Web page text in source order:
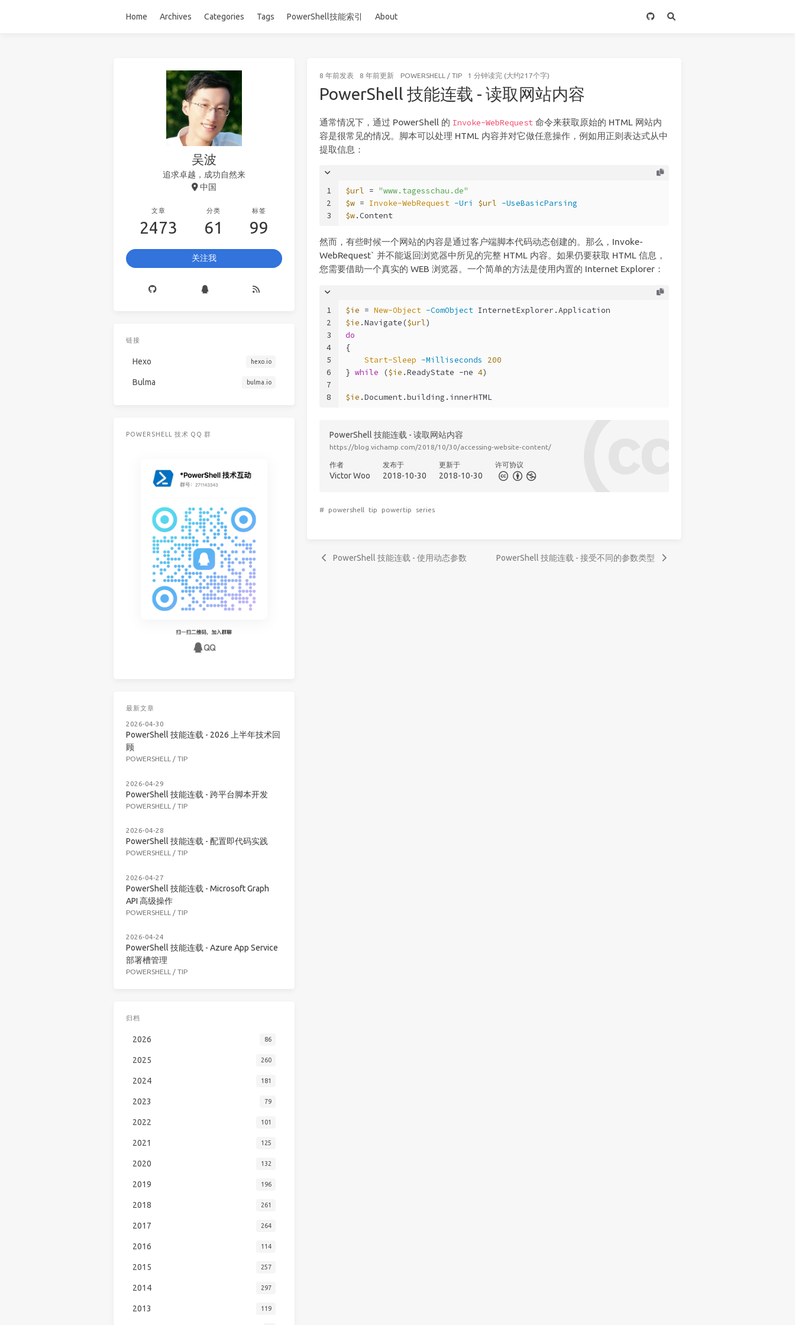
Home Archives Categories Tags PowerShell技能索引 About
8 年前发表 8 年前更新 POWERSHELL / TIP 1 分钟读完 (大约217个字)
PowerShell 技能连载 - 读取网站内容
通常情况下，通过 PowerShell 的 Invoke-WebRequest命令来获取原始的 HTML 网站内
容是很常见的情况。脚本可以处理 HTML 内容并对它做任意操作，例如用正则表达式从中
提取信息：
1
2
3
$url = "www.tagesschau.de"
$w = Invoke-WebRequest -Uri $url -UseBasicParsing
$w.Content
然而，有些时候一个网站的内容是通过客户端脚本代码动态创建的。那么，Invoke-
WebRequest` 并不能返回浏览器中所见的完整 HTML 内容。如果仍要获取 HTML 信息，
您需要借助一个真实的 WEB 浏览器。一个简单的方法是使用内置的 Internet Explorer：
1
2
3
4
5
6
7
8
$ie = New-Object -ComObject InternetExplorer.Application
$ie .Navigate($url)
do
{
Start-Sleep -Milliseconds
200
} while ($ie .ReadyState -ne 4)
$ie .Document.building.innerHTML
PowerShell 技能连载 - 读取网站内容
https://blog.vichamp.com/2018/10/30/accessing-website-content/
作者
Victor Woo
发布于
2018-10-30
更新于
2018-10-30
许可协议
# powershell tip powertip series
PowerShell 技能连载 - 使用动态参数 PowerShell 技能连载 - 接受不同的参数类型
吴波
追求卓越，成功自然来
中国
文章
2473
分类
61
标签
99
关注我
链接
Hexo hexo.io
Bulma bulma.io
POWERSHELL 技术 QQ 群
最新文章
2026-04-30
PowerShell 技能连载 - 2026 上半年技术回
顾
POWERSHELL / TIP
2026-04-29
PowerShell 技能连载 - 跨平台脚本开发
POWERSHELL / TIP
2026-04-28
PowerShell 技能连载 - 配置即代码实践
POWERSHELL / TIP
2026-04-27
PowerShell 技能连载 - Microsoft Graph
API 高级操作
POWERSHELL / TIP
2026-04-24
PowerShell 技能连载 - Azure App Service
部署槽管理
POWERSHELL / TIP
归档
2026 86
2025 260
2024 181
2023 79
2022 101
2021 125
2020 132
2019 196
2018 261
2017 264
2016 114
2015 257
2014 297
2013 119